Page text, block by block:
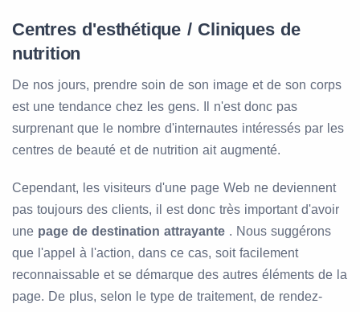
Centres d'esthétique / Cliniques de
nutrition
De nos jours, prendre soin de son image et de son corps
est une tendance chez les gens. Il n'est donc pas
surprenant que le nombre d'internautes intéressés par les
centres de beauté et de nutrition ait augmenté.
Cependant, les visiteurs d'une page Web ne deviennent
pas toujours des clients, il est donc très important d'avoir
une page de destination attrayante . Nous suggérons
que l'appel à l'action, dans ce cas, soit facilement
reconnaissable et se démarque des autres éléments de la
page. De plus, selon le type de traitement, de rendez-